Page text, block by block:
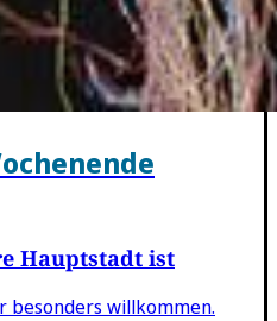
Hauptstadt ist
besonders willkommen.